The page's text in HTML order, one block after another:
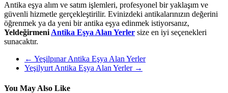
Antika eşya alım ve satım işlemleri, profesyonel bir yaklaşım ve
güvenli hizmetle gerçekleştirilir. Evinizdeki antikalarınızın değerini
öğrenmek ya da yeni bir antika eşya edinmek istiyorsanız,
Yeldeğirmeni Antika Eşya Alan Yerler size en iyi seçenekleri
sunacaktır.
← Yeşilpınar Antika Eşya Alan Yerler
Yeşilyurt Antika Eşya Alan Yerler →
You May Also Like